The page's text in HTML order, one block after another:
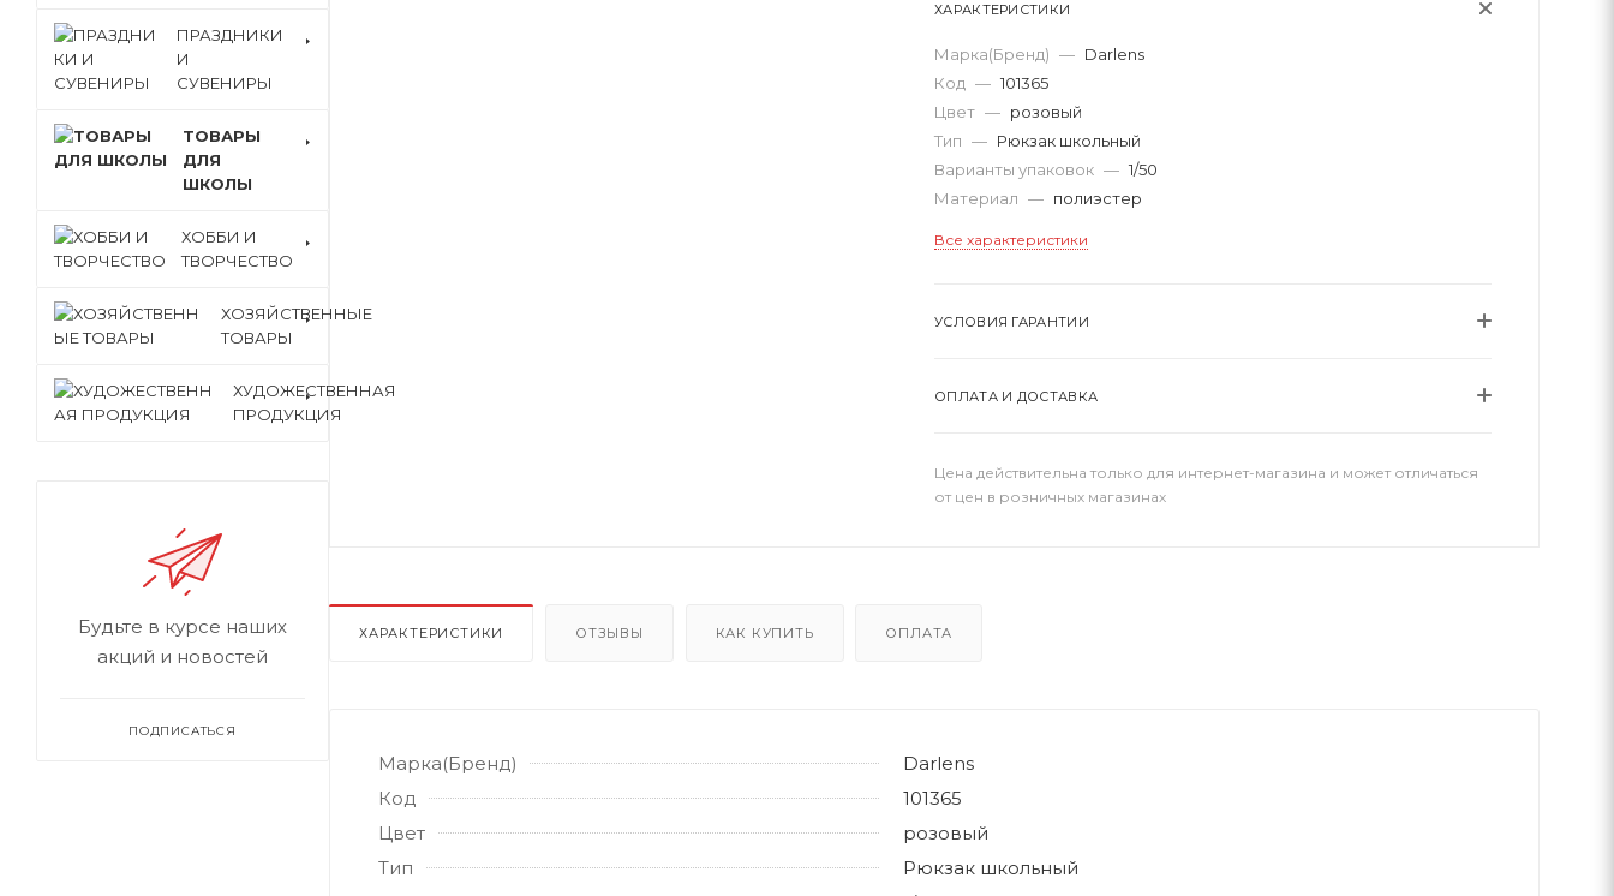
ХАРАКТЕРИСТИКИ
Марка(Бренд) — Darlens
Код — 101365
Цвет — розовый
Тип — Рюкзак школьный
Варианты упаковок — 1/50
Материал — полиэстер
Все характеристики
УСЛОВИЯ ГАРАНТИИ
ОПЛАТА И ДОСТАВКА
Цена действительна только для интернет-магазина и может отличаться
от цен в розничных магазинах
ХАРАКТЕРИСТИКИ ОТЗЫВЫ КАК КУПИТЬ ОПЛАТА
Марка(Бренд)
Darlens
Код
101365
Цвет
розовый
Тип
Рюкзак школьный
ПРАЗДНИКИ
И
СУВЕНИРЫ
ТОВАРЫ
ДЛЯ
ШКОЛЫ
ХОББИ И
ТВОРЧЕСТВО
ХОЗЯЙСТВЕННЫЕ
ТОВАРЫ
ХУДОЖЕСТВЕННАЯ
ПРОДУКЦИЯ
Будьте в курсе наших
акций и новостей
ПОДПИСАТЬСЯ